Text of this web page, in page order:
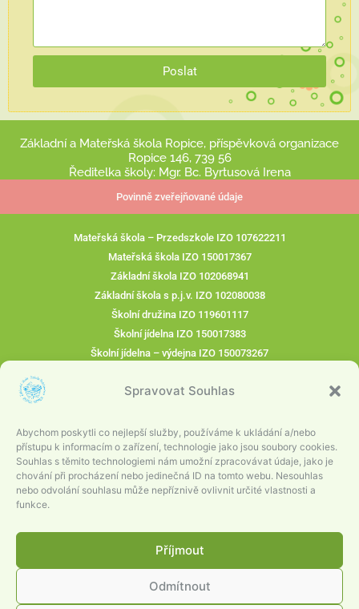
Spravovat Souhlas
Abychom poskytli co nejlepší služby, používáme k ukládání a/nebo
přístupu k informacím o zařízení, technologie jako jsou soubory cookies.
Souhlas s těmito technologiemi nám umožní zpracovávat údaje, jako je
chování při procházení nebo jedinečná ID na tomto webu. Nesouhlas
nebo odvolání souhlasu může nepříznivě ovlivnit určité vlastnosti a
funkce.
Příjmout
Odmítnout
Poslat
Základní a Mateřská škola Ropice, příspěvková organizace
Ropice 146, 739 56
Ředitelka školy: Mgr. Bc. Byrtusová Irena
Povinně zveřejňované údaje
Mateřská škola – Przedszkole IZO 107622211
Mateřská škola IZO 150017367
Základní škola IZO 102068941
Základní škola s p.j.v. IZO 102080038
Školní družina IZO 119601117
Školní jídelna IZO 150017383
Školní jídelna – výdejna IZO 150073267
ID datové stránky: swimg6k
MŠ: 734 583 271
PZŠ: 734 479 740
PMŠ: 734 583 274
Jídelna: 734 583 279
byrtusova@zsams-ropice.cz